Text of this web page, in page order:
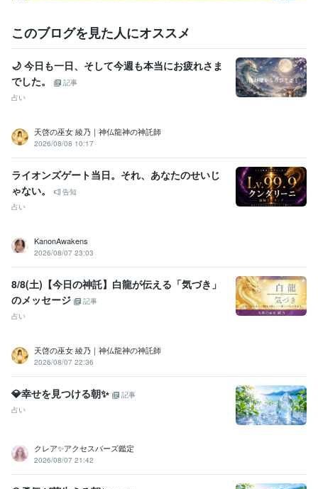
このブログを見た人にオススメ
🌙 今日も一日、そして今週も本当にお疲れさま
でした。
記事
占い
天啓の巫女 綾乃｜神仏龍神の神託師
2026/08/08 10:17
ライオンズゲート当日。それ、あなたのせいじ
ゃない。
告知
占い
KanonAwakens
2026/08/07 23:03
8/8(土)【今日の神託】白龍が伝える「気づき」
のメッセージ
記事
占い
天啓の巫女 綾乃｜神仏龍神の神託師
2026/08/07 22:36
💎幸せを見つける朝✨
記事
占い
クレア✨アクセスバーズ鑑定
2026/08/07 21:42